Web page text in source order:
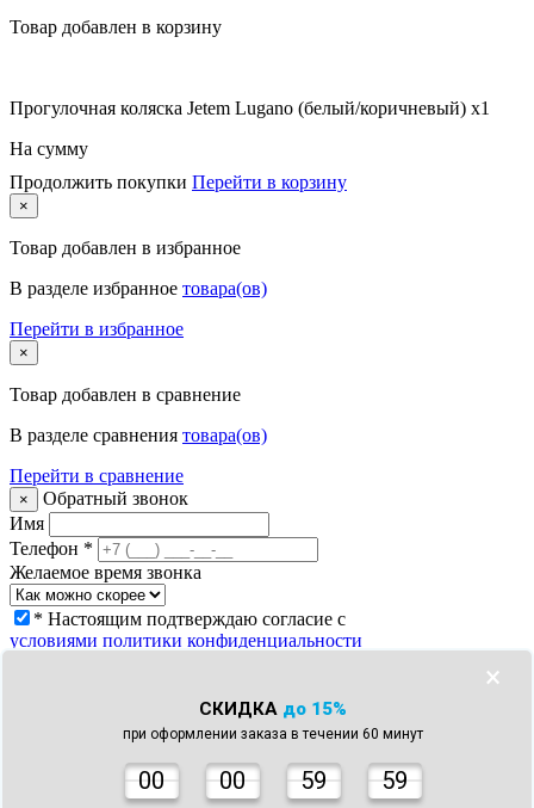
СКИДКА до 15%
при оформлении заказа в течении 60 минут
00 00 59 59
×
Товар добавлен в корзину
Прогулочная коляска Jetem Lugano (белый/коричневый) x1
На сумму
Продолжить покупки Перейти в корзину
×
Товар добавлен в избранное
В разделе избранное товара(ов)
Перейти в избранное
×
Товар добавлен в сравнение
В разделе сравнения товара(ов)
Перейти в сравнение
×
Обратный звонок
Имя
Телефон *
Желаемое время звонка
* Настоящим подтверждаю согласие с
условиями политики конфиденциальности
Номер заказа *
* Настоящим подтверждаю согласие с
условиями политики конфиденциальности